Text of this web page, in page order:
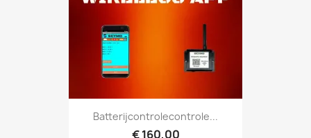
Batterijcontrolecontrole...
€ 160,00